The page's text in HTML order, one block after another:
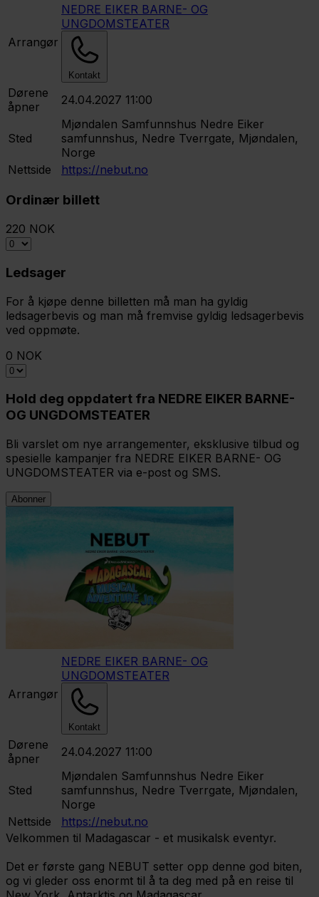
Arrangør
NEDRE EIKER BARNE- OG
UNGDOMSTEATER
Kontakt
Dørene
åpner
24.04.2027 11:00
Sted
Mjøndalen Samfunnshus Nedre Eiker
samfunnshus, Nedre Tverrgate, Mjøndalen,
Norge
Nettside
https://nebut.no
Ordinær billett
220 NOK
Ledsager
For å kjøpe denne billetten må man ha gyldig
ledsagerbevis og man må fremvise gyldig ledsagerbevis
ved oppmøte.
0 NOK
Hold deg oppdatert fra NEDRE EIKER BARNE-
OG UNGDOMSTEATER
Bli varslet om nye arrangementer, eksklusive tilbud og
spesielle kampanjer fra NEDRE EIKER BARNE- OG
UNGDOMSTEATER via e-post og SMS.
Abonner
Arrangør
NEDRE EIKER BARNE- OG
UNGDOMSTEATER
Kontakt
Dørene
åpner
24.04.2027 11:00
Sted
Mjøndalen Samfunnshus Nedre Eiker
samfunnshus, Nedre Tverrgate, Mjøndalen,
Norge
Nettside
https://nebut.no
Velkommen til Madagascar - et musikalsk eventyr.
Det er første gang NEBUT setter opp denne god biten,
og vi gleder oss enormt til å ta deg med på en reise til